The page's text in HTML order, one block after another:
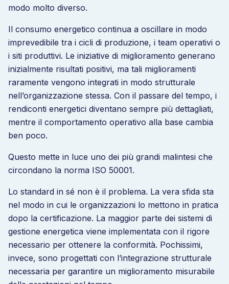
modo molto diverso.
Il consumo energetico continua a oscillare in modo
imprevedibile tra i cicli di produzione, i team operativi o
i siti produttivi. Le iniziative di miglioramento generano
inizialmente risultati positivi, ma tali miglioramenti
raramente vengono integrati in modo strutturale
nell’organizzazione stessa. Con il passare del tempo, i
rendiconti energetici diventano sempre più dettagliati,
mentre il comportamento operativo alla base cambia
ben poco.
Questo mette in luce uno dei più grandi malintesi che
circondano la norma ISO 50001.
Lo standard in sé non è il problema. La vera sfida sta
nel modo in cui le organizzazioni lo mettono in pratica
dopo la certificazione. La maggior parte dei sistemi di
gestione energetica viene implementata con il rigore
necessario per ottenere la conformità. Pochissimi,
invece, sono progettati con l’integrazione strutturale
necessaria per garantire un miglioramento misurabile